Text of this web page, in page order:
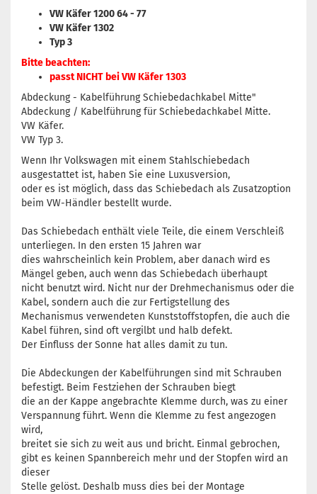
VW Käfer 1200 64 - 77
VW Käfer 1302
Typ 3
Bitte beachten:
passt NICHT bei VW Käfer 1303
Abdeckung - Kabelführung Schiebedachkabel Mitte"
Abdeckung / Kabelführung für Schiebedachkabel Mitte.
VW Käfer.
VW Typ 3.
Wenn Ihr Volkswagen mit einem Stahlschiebedach
ausgestattet ist, haben Sie eine Luxusversion,
oder es ist möglich, dass das Schiebedach als Zusatzoption
beim VW-Händler bestellt wurde.
Das Schiebedach enthält viele Teile, die einem Verschleiß
unterliegen. In den ersten 15 Jahren war
dies wahrscheinlich kein Problem, aber danach wird es
Mängel geben, auch wenn das Schiebedach überhaupt
nicht benutzt wird. Nicht nur der Drehmechanismus oder die
Kabel, sondern auch die zur Fertigstellung des
Mechanismus verwendeten Kunststoffstopfen, die auch die
Kabel führen, sind oft vergilbt und halb defekt.
Der Einfluss der Sonne hat alles damit zu tun.
Die Abdeckungen der Kabelführungen sind mit Schrauben
befestigt. Beim Festziehen der Schrauben biegt
die an der Kappe angebrachte Klemme durch, was zu einer
Verspannung führt. Wenn die Klemme zu fest angezogen
wird,
breitet sie sich zu weit aus und bricht. Einmal gebrochen,
gibt es keinen Spannbereich mehr und der Stopfen wird an
dieser
Stelle gelöst. Deshalb muss dies bei der Montage